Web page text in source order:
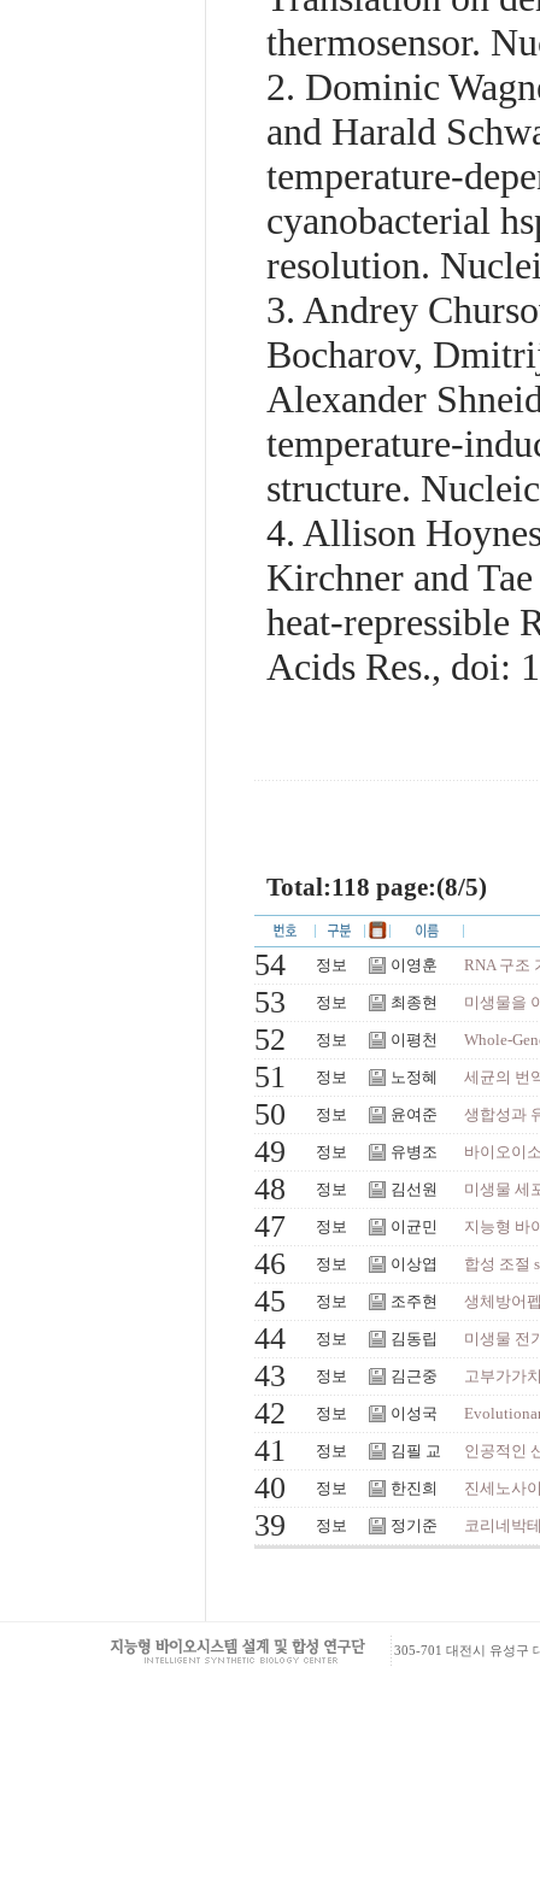
thermosensor.
2. Dominic
and Harald
temperature-
cyanobacterial
resolution.
3. Andrey
Bocharov,
Alexander
temperature-
structure.
4. Allison
Kirchner and
heat-repressible
Acids Res., doi:
Total:118 page:(8/5)
54 정보 이영훈 RNA 구조
53 정보 최종현 미생물을
52 정보 이평천 Whole-
51 정보 노정혜 세균의 번
50 정보 윤여준 생합성과
49 정보 유병조 바이오이
48 정보 김선원 미생물 세
47 정보 이균민 지능형 바
46 정보 이상엽 합성 조절
45 정보 조주현 생체방어
44 정보 김동립 미생물 전
43 정보 김근중 고부가가
42 정보 이성국
41 정보 김필 교 인공적인
40 정보 한진희 진세노사
39 정보 정기준 코리네박
305-701 대전시 유성구